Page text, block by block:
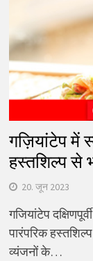
गज़ियांटेप में
हस्तशिल्प से
20. जून 2023
गजियांटेप
पारंपरिक
व्यंजनों के…